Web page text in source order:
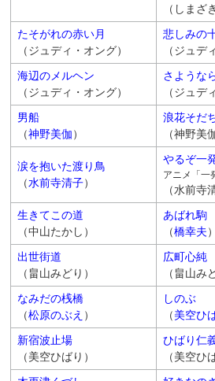
（しまざ
たそがれの赤い月
（ジュディ・オング）
悲しみの
（ジュデ
海辺のメルヘン
（ジュディ・オング）
さような
（ジュデ
男船
（神野美伽）
浪花そだ
（神野美
涙を抱いた渡り鳥
（水前寺清子）
やるぞ一
アニメ「一
（水前寺
生きてこの道
（中山たかし）
あばれ駒
（橋幸夫）
出世街道
（畠山みどり）
広町心純
（畠山み
なみだの桟橋
（松原のぶえ ）
しのぶ
（美空ひ
新宿波止場
（美空ひばり）
ひばり仁
（美空ひ